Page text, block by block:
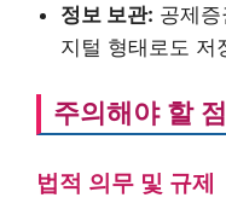
정보 보관: 공제
지털 형태로도 저
주의해야 할 점
법적 의무 및 규제